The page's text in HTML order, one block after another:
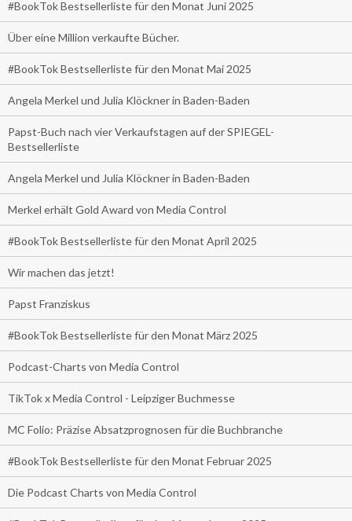
#BookTok Bestsellerliste für den Monat Juni 2025
Über eine Million verkaufte Bücher.
#BookTok Bestsellerliste für den Monat Mai 2025
Angela Merkel und Julia Klöckner in Baden-Baden
Papst-Buch nach vier Verkaufstagen auf der SPIEGEL-
Bestsellerliste
Angela Merkel und Julia Klöckner in Baden-Baden
Merkel erhält Gold Award von Media Control
#BookTok Bestsellerliste für den Monat April 2025
Wir machen das jetzt!
Papst Franziskus
#BookTok Bestsellerliste für den Monat März 2025
Podcast-Charts von Media Control
TikTok x Media Control - Leipziger Buchmesse
MC Folio: Präzise Absatzprognosen für die Buchbranche
#BookTok Bestsellerliste für den Monat Februar 2025
Die Podcast Charts von Media Control